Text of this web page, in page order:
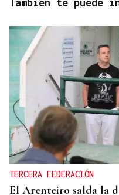
También te puede
TERCERA FEDERACIÓN
El Arenteiro salda la